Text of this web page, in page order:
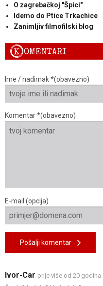
O zagrebačkoj "Špici"
Idemo do Ptice Trkachice
Zanimljiv filmofilski blog
KOMENTARI
Ime / nadimak *(obavezno)
Komentar *(obavezno)
E-mail (opcija)
Pošalji komentar
Ivor-Car prije više od 20 godina